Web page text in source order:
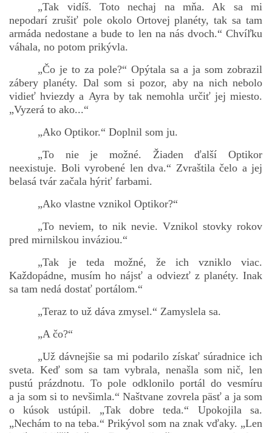
„Tak vidíš. Toto nechaj na mňa. Ak sa mi
nepodarí zrušiť pole okolo Ortovej planéty, tak sa tam
armáda nedostane a bude to len na nás dvoch.“ Chvíľku
váhala, no potom prikývla.
„Čo je to za pole?“ Opýtala sa a ja som zobrazil
zábery planéty. Dal som si pozor, aby na nich nebolo
vidieť hviezdy a Ayra by tak nemohla určiť jej miesto.
„Vyzerá to ako...“
„Ako Optikor.“ Doplnil som ju.
„To nie je možné. Žiaden ďalší Optikor
neexistuje. Boli vyrobené len dva.“ Zvraštila čelo a jej
belasá tvár začala hýriť farbami.
„Ako vlastne vznikol Optikor?“
„To neviem, to nik nevie. Vznikol stovky rokov
pred mirnilskou inváziou.“
„Tak je teda možné, že ich vzniklo viac.
Každopádne, musím ho nájsť a odviezť z planéty. Inak
sa tam nedá dostať portálom.“
„Teraz to už dáva zmysel.“ Zamyslela sa.
„A čo?“
„Už dávnejšie sa mi podarilo získať súradnice ich
sveta. Keď som sa tam vybrala, nenašla som nič, len
pustú prázdnotu. To pole odklonilo portál do vesmíru
a ja som si to nevšimla.“ Naštvane zovrela päsť a ja som
o kúsok ustúpil. „Tak dobre teda.“ Upokojila sa.
„Nechám to na teba.“ Prikývol som na znak vďaky. „Len